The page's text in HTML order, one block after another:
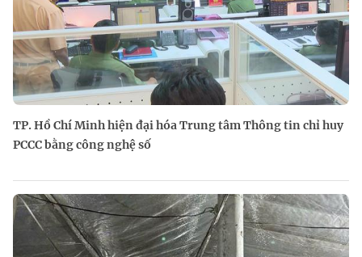
TP. Hồ Chí Minh hiện đại hóa Trung tâm Thông tin chỉ huy
PCCC bằng công nghệ số